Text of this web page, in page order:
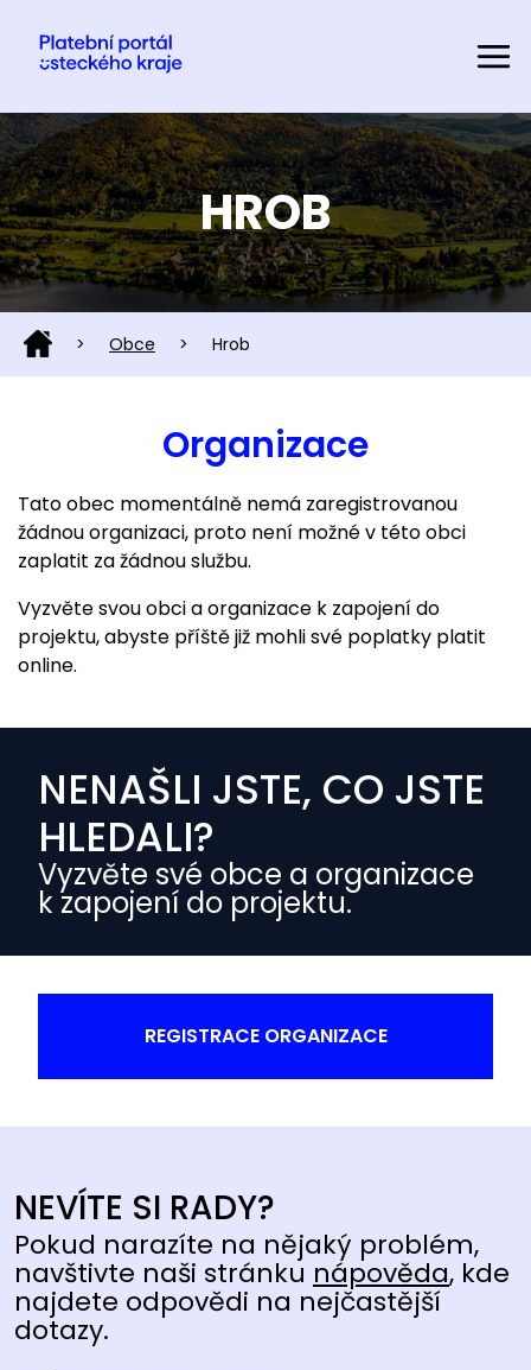
HROB
> Obce > Hrob
Organizace
Tato obec momentálně nemá zaregistrovanou
žádnou organizaci, proto není možné v této obci
zaplatit za žádnou službu.
Vyzvěte svou obci a organizace k zapojení do
projektu, abyste příště již mohli své poplatky platit
online.
NENAŠLI JSTE, CO JSTE
HLEDALI?
Vyzvěte své obce a organizace
k zapojení do projektu.
REGISTRACE ORGANIZACE
NEVÍTE SI RADY?
Pokud narazíte na nějaký problém,
navštivte naši stránku nápověda, kde
najdete odpovědi na nejčastější
dotazy.